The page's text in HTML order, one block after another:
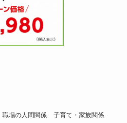
職場の人間関係 子育て・家族関係